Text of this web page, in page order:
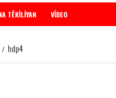
TÊKILIYAN VÎDEO
hdp4